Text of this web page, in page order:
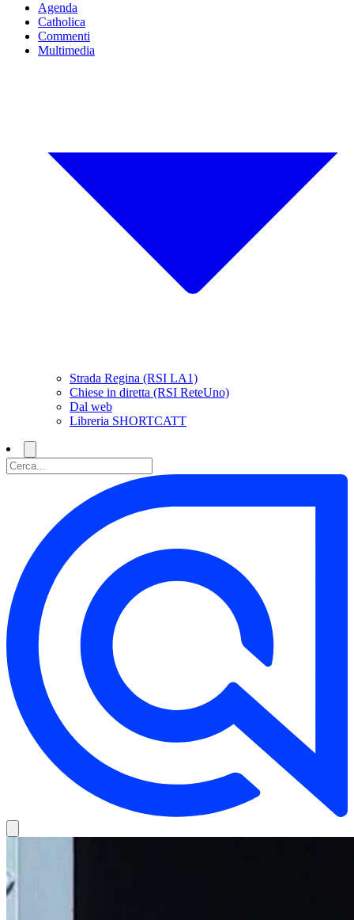
Agenda
Catholica
Commenti
Multimedia
Strada Regina (RSI LA1)
Chiese in diretta (RSI ReteUno)
Dal web
Libreria SHORTCATT